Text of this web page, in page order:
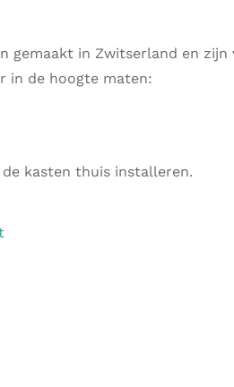
gemaakt in Zwitserland en
in de hoogte maten:
kasten thuis installeren.